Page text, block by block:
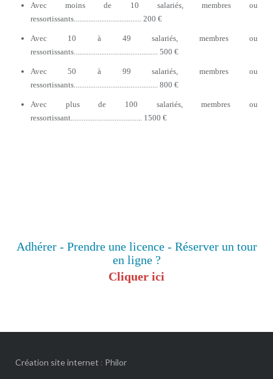
Avec moins de 10 salariés, membres ou
ressortissants..................................... 200 €
Avec 10 à 49 salariés, membres ou
ressortissants.............................................. 500 €
Avec 50 à 99 salariés, membres ou
ressortissants.............................................. 800 €
Avec plus de 100 salariés, membres ou
ressortissant....................................... 1500 €
Adhérer - Prendre une licence - Réserver un tour
en ligne ?
Cliquer ici
Création site internet : Philor